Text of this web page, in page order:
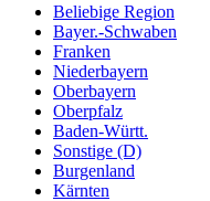
Beliebige Region
Bayer.-Schwaben
Franken
Niederbayern
Oberbayern
Oberpfalz
Baden-Württ.
Sonstige (D)
Burgenland
Kärnten